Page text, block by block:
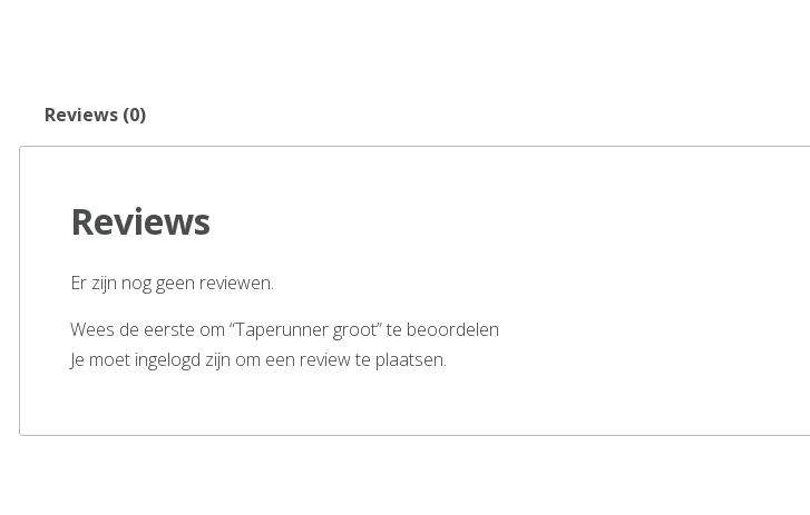
Reviews (0)
Reviews
Er zijn nog geen reviewen.
Wees de eerste om “Taperunner groot” te beoordelen
Je moet ingelogd zijn om een review te plaatsen.